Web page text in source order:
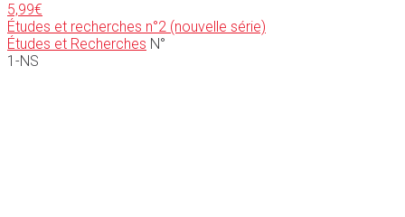
5,99€
Études et recherches n°2 (nouvelle série)
Études et Recherches N°
1-NS